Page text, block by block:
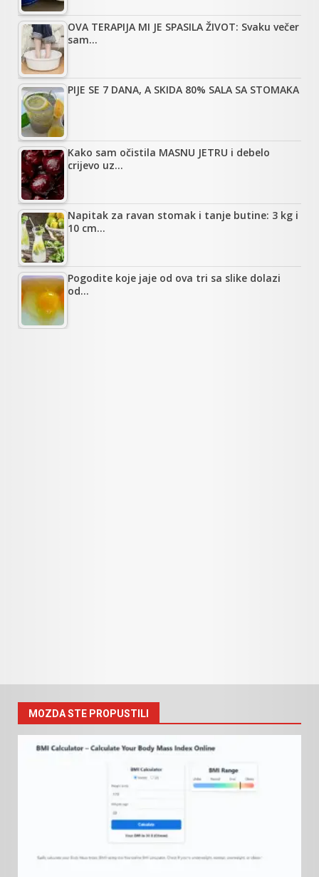
OVA TERAPIJA MI JE SPASILA ŽIVOT: Svaku večer
sam…
PIJE SE 7 DANA, A SKIDA 80% SALA SA STOMAKA
Kako sam očistila MASNU JETRU i debelo
crijevo uz…
Napitak za ravan stomak i tanje butine: 3 kg i
10 cm…
Pogodite koje jaje od ova tri sa slike dolazi
od…
MOZDA STE PROPUSTILI